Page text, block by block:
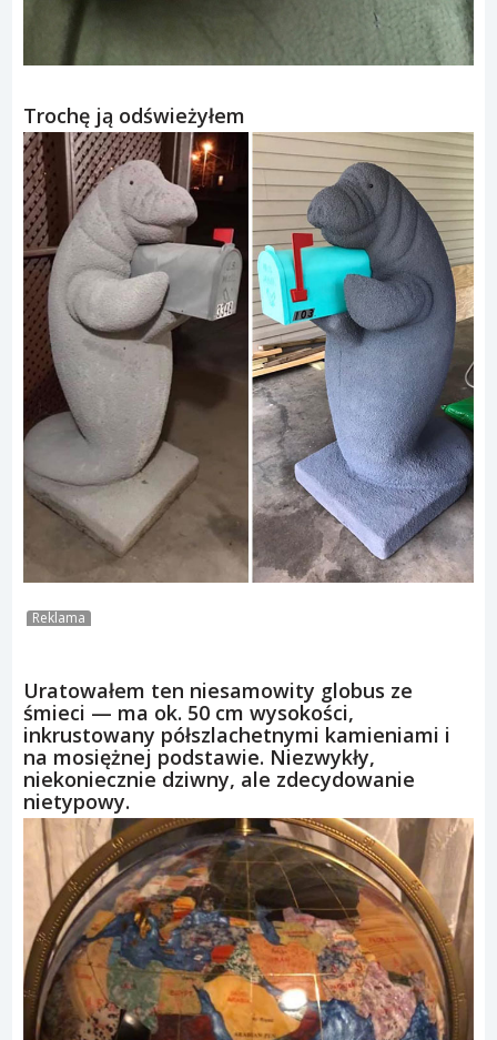
Trochę ją odświeżyłem
Reklama
Uratowałem ten niesamowity globus ze
śmieci — ma ok. 50 cm wysokości,
inkrustowany półszlachetnymi kamieniami i
na mosiężnej podstawie. Niezwykły,
niekoniecznie dziwny, ale zdecydowanie
nietypowy.